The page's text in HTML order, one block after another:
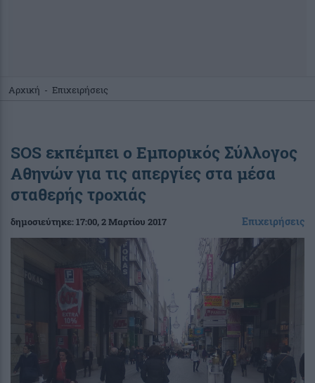
Αρχική - Επιχειρήσεις
SOS εκπέμπει ο Εμπορικός Σύλλογος
Αθηνών για τις απεργίες στα μέσα
σταθερής τροχιάς
δημοσιεύτηκε:17:00, 2 Μαρτίου 2017 Επιχειρήσεις